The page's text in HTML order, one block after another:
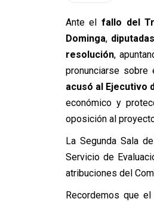
Ante el fallo del
Dominga,
resolución,
pronunciarse
acusó al Ejecutivo
económico y
oposición al
La Segunda Sala
Servicio de
atribuciones del
Recordemos que